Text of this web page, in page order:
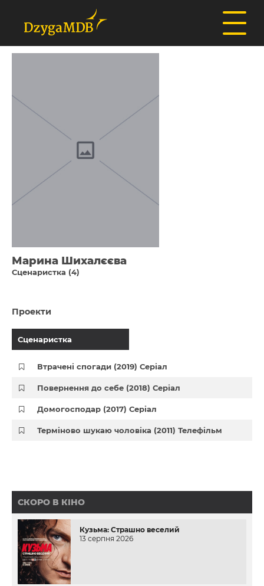
Марина Шихалєєва
Сценаристка (4)
Проекти
Сценаристка
Втрачені спогади (2019) Серіал
Повернення до себе (2018) Серіал
Домогосподар (2017) Серіал
Терміново шукаю чоловіка (2011) Телефільм
СКОРО В КІНО
Кузьма: Страшно веселий
13 серпня 2026